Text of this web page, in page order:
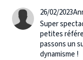
26/02/2023
Super
petites
passons un
dynamisme !